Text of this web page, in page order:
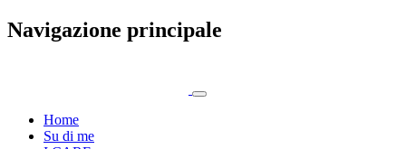
Navigazione principale
Home
Su di me